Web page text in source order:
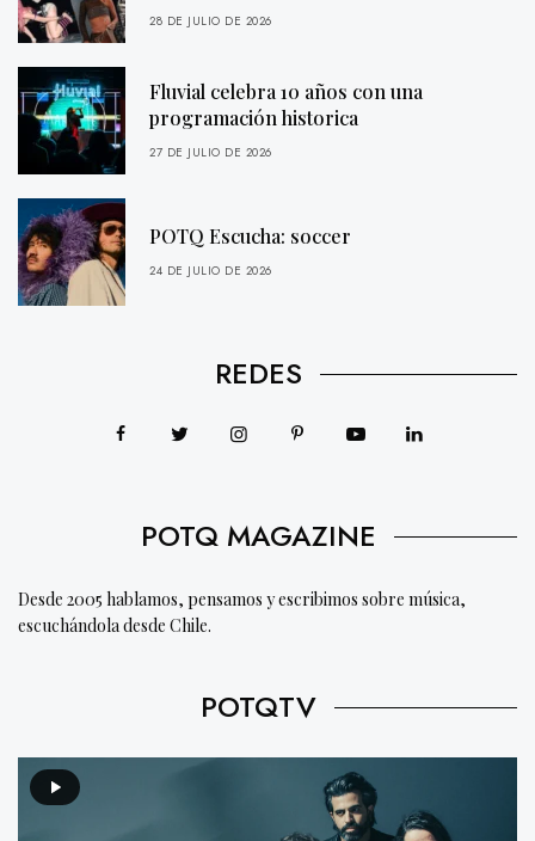
28 DE JULIO DE 2026
Fluvial celebra 10 años con una
programación historica
27 DE JULIO DE 2026
POTQ Escucha: soccer
24 DE JULIO DE 2026
REDES
POTQ MAGAZINE
Desde 2005 hablamos, pensamos y escribimos sobre música,
escuchándola desde Chile.
POTQTV